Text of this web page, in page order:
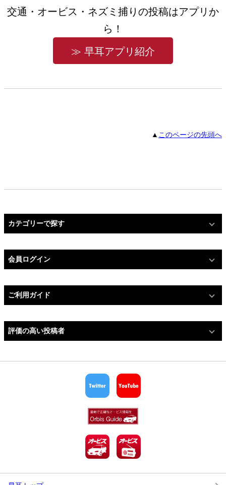
交通・オービス・ネズミ捕りの投稿はアプリか
ら！
≫ 早耳アプリ紹介
▲ このページの先頭へ
カテゴリーで探す
会員ログイン
ご利用ガイド
評価の高い投稿者